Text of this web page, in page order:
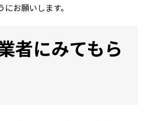
お願いします。
者にみてもら